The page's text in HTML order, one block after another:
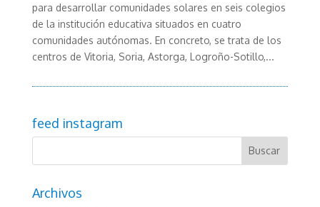
para desarrollar comunidades solares en seis colegios
de la institución educativa situados en cuatro
comunidades autónomas. En concreto, se trata de los
centros de Vitoria, Soria, Astorga, Logroño-Sotillo,...
feed instagram
Archivos